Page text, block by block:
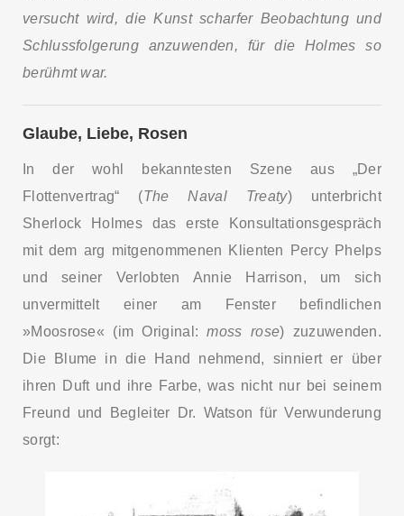
versucht wird, die Kunst scharfer Beobachtung und
Schlussfolgerung anzuwenden, für die Holmes so
berühmt war.
Glaube, Liebe, Rosen
In der wohl bekanntesten Szene aus „Der
Flottenvertrag“ (The Naval Treaty) unterbricht
Sherlock Holmes das erste Konsultationsgespräch
mit dem arg mitgenommenen Klienten Percy Phelps
und seiner Verlobten Annie Harrison, um sich
unvermittelt einer am Fenster befindlichen
»Moosrose« (im Original:moss rose) zuzuwenden.
Die Blume in die Hand nehmend, sinniert er über
ihren Duft und ihre Farbe, was nicht nur bei seinem
Freund und Begleiter Dr. Watson für Verwunderung
sorgt: